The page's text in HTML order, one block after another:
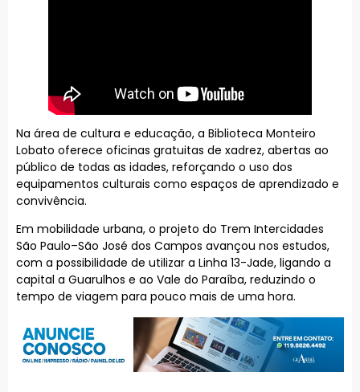
Na área de cultura e educação, a Biblioteca Monteiro
Lobato oferece oficinas gratuitas de xadrez, abertas ao
público de todas as idades, reforçando o uso dos
equipamentos culturais como espaços de aprendizado e
convivência.
Em mobilidade urbana, o projeto do Trem Intercidades
São Paulo–São José dos Campos avançou nos estudos,
com a possibilidade de utilizar a Linha 13-Jade, ligando a
capital a Guarulhos e ao Vale do Paraíba, reduzindo o
tempo de viagem para pouco mais de uma hora.